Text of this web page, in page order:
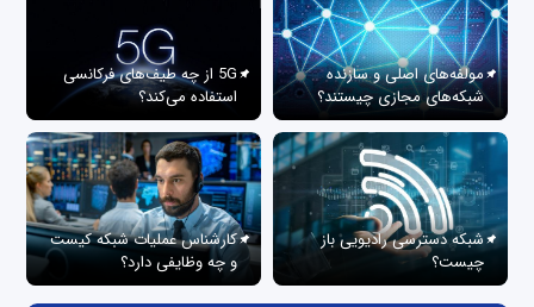
مولفه‌های اصلی و سازنده
شبکه‌های مجازی چیستند؟
5G از چه طیف‌های فرکانسی
استفاده می‌کند؟
شبکه دسترسی رادیویی باز
چیست؟
کارشناس عملیات شبکه کیست
و چه وظایفی دارد؟